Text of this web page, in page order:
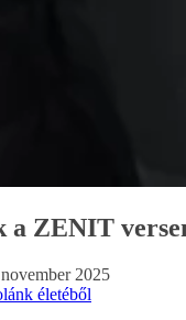
a ZENIT
2025
életéből